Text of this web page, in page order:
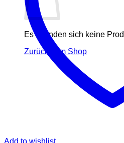
Es befinden sich keine
Zurück zum Shop
Add to wishlist